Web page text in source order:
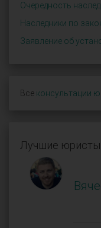
Очередность
Наследники по
Заявление об
Все консультации
Лучшие юристы